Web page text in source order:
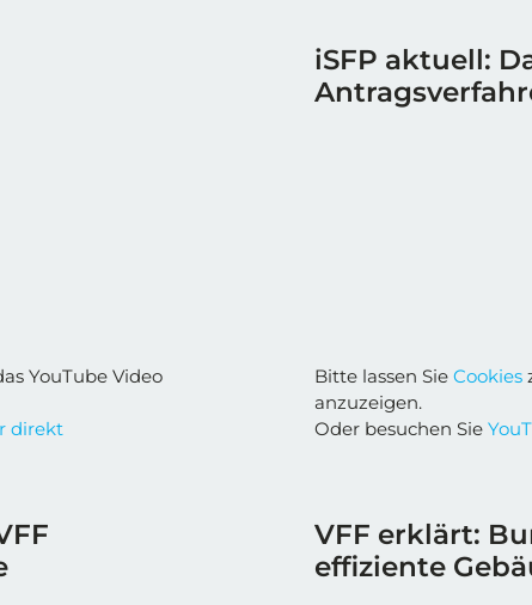
YouTube Video
direkt
iSFP aktuell:
Bitte lassen Sie Cookies
anzuzeigen.
Oder besuchen Sie
VFF erklärt:
effiziente